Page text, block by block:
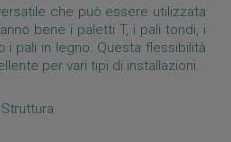
che può essere utilizzata
bene i paletti T, i pali tondi, i
i pali in legno. Questa flessibilità
per vari tipi di installazioni.